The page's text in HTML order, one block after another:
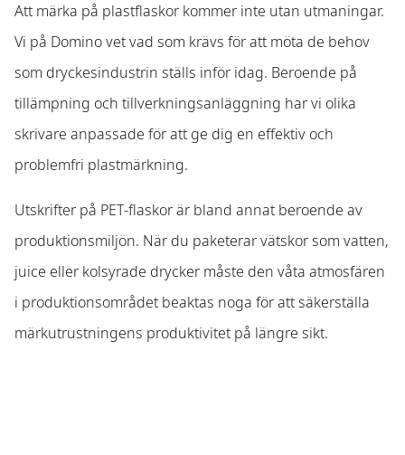
Att märka på plastflaskor kommer inte utan utmaningar.
Vi på Domino vet vad som krävs för att möta de behov
som dryckesindustrin ställs inför idag. Beroende på
tillämpning och tillverkningsanläggning har vi olika
skrivare anpassade för att ge dig en effektiv och
problemfri plastmärkning.
Utskrifter på PET-flaskor är bland annat beroende av
produktionsmiljön. När du paketerar vätskor som vatten,
juice eller kolsyrade drycker måste den våta atmosfären
i produktionsområdet beaktas noga för att säkerställa
märkutrustningens produktivitet på längre sikt.